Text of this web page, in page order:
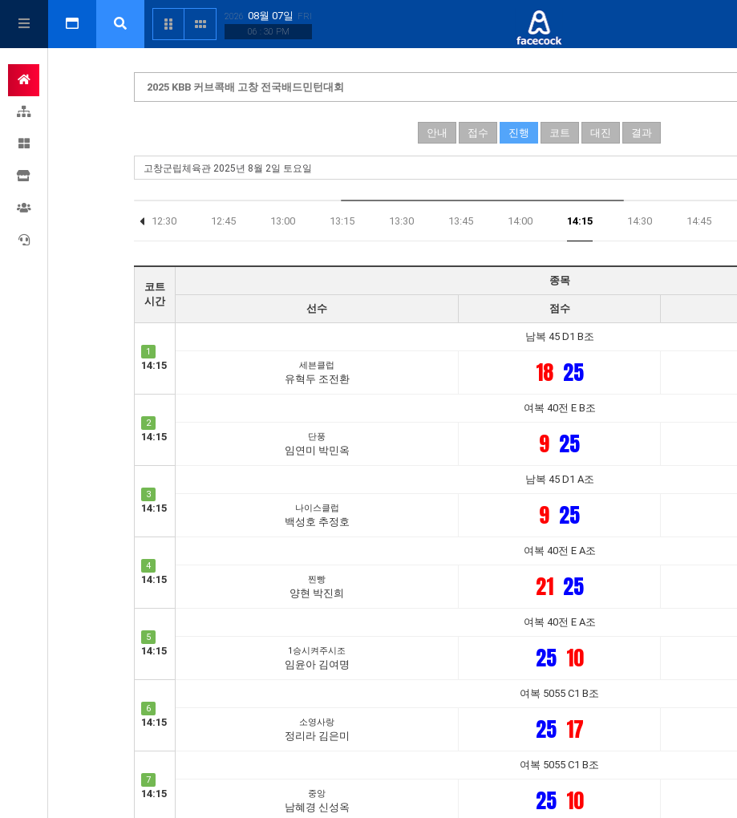
2026 08월 07일
FRI
06 : 30 PM
2025 KBB 커브콕배 고창 전국배드민턴대회
안내 접수 진행 코트 대진 결과
12:30 12:45 13:00 13:15 13:30 13:45 14:00 14:15 14:30 14:45
코트
시간
종목
선수 점수
1
14:15
남복 45 D1 B조
세븐클럽
유혁두 조전환 18 25
2
14:15
여복 40전 E B조
단풍
임연미 박민옥 9 25
3
14:15
남복 45 D1 A조
나이스클럽
백성호 추정호 9 25
4
14:15
여복 40전 E A조
찐빵
양현 박진희 21 25
5
14:15
여복 40전 E A조
1승시켜주시조
임윤아 김여명 25 10
6
14:15
여복 5055 C1 B조
소영사랑
정리라 김은미 25 17
7
14:15
여복 5055 C1 B조
중앙
남혜경 신성옥 25 10